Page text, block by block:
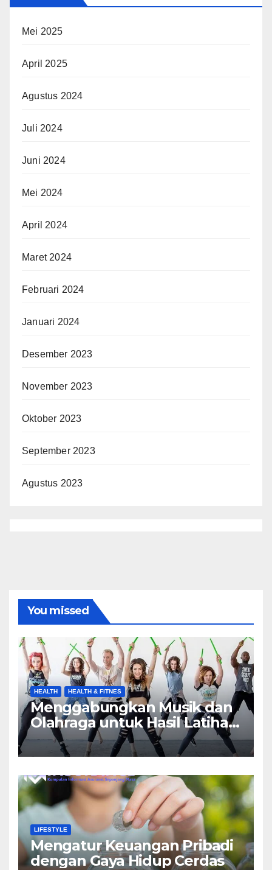
Mei 2025
April 2025
Agustus 2024
Juli 2024
Juni 2024
Mei 2024
April 2024
Maret 2024
Februari 2024
Januari 2024
Desember 2023
November 2023
Oktober 2023
September 2023
Agustus 2023
You missed
HEALTH HEALTH & FITNES
Menggabungkan Musik dan
Olahraga untuk Hasil Latihan
yang Maksimal
LIFESTYLE
Mengatur Keuangan Pribadi
dengan Gaya Hidup Cerdas